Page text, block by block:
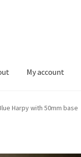
My account
ShopWishlist
Harpy with 50mm base